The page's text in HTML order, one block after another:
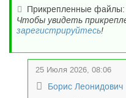
Прикрепленные файлы:
Чтобы увидеть
зарегистрируйтесь!
25 Июля 2026, 08:06
Борис Леонидович